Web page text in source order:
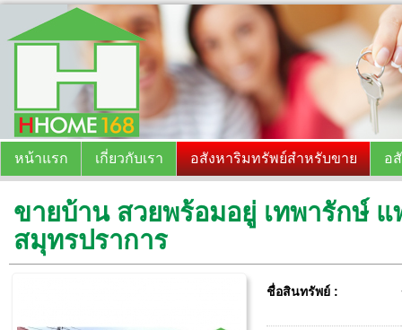
หน้าแรก เกี่ยวกับเรา อสังหาริมทรัพย์สำหรับขาย อ
ขายบ้าน สวยพร้อมอยู่ เทพารักษ์ แ
สมุทรปราการ
ชื่อสินทรัพย์ :